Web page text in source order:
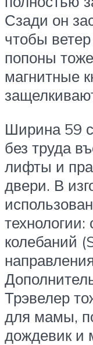
Сзади он
чтобы
попоны
магнитные
Ширина 59
без труда
лифты и
двери. В
колебаний
Трэвелер
для мамы,
дождевик и